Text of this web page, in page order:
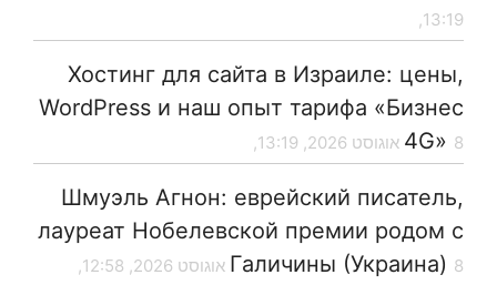
13:19,
Хостинг для сайта в Израиле: цены,
WordPress и наш опыт тарифа «Бизнес
4G» 8 אוגוסט 2026, 13:19,
Шмуэль Агнон: еврейский писатель,
лауреат Нобелевской премии родом с
Галичины (Украина) 8 אוגוסט 2026, 12:58,